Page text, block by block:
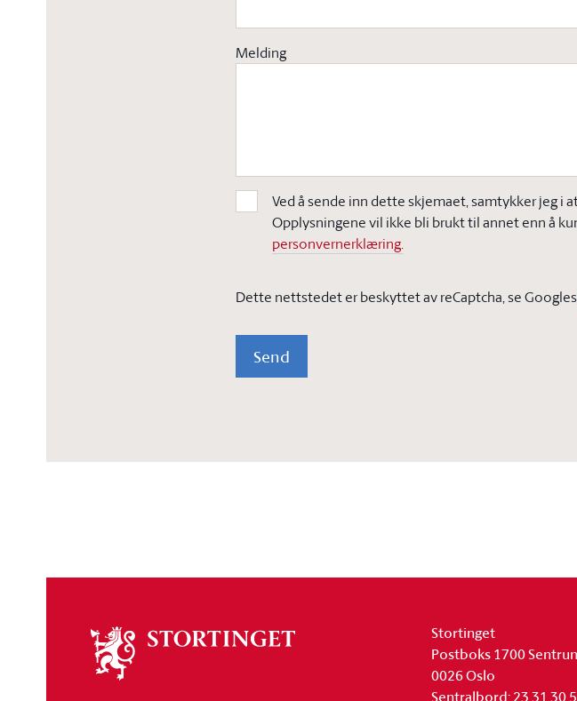
Melding
Ved å sende inn dette skjemaet, samtykker jeg i
Opplysningene vil ikke bli brukt til annet enn å
personvernerklæring.
Dette nettstedet er beskyttet av reCaptcha, se Googles
Send
stortinget
Stortinget
Postboks 1700
0026 Oslo
Sentralbord: 23 31 30